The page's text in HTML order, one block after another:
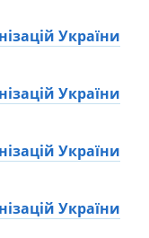
ваша
онлайн
в даному
, вказавши
МФО,
України
України
України
України